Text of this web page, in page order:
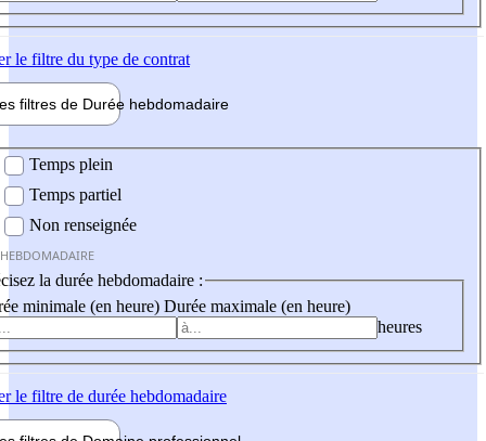
le filtre du type de contrat
filtres de Durée hebdomadaire
Temps plein
Temps partiel
Non renseignée
la durée hebdomadaire :
minimale (en heure) Durée maximale (en heure)
heures
le filtre de durée hebdomadaire